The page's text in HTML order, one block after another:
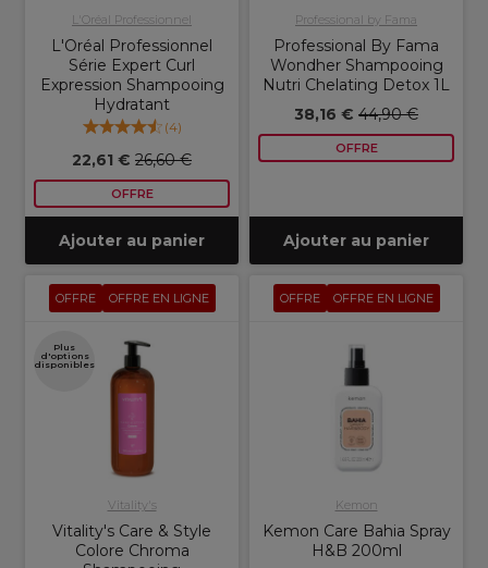
L'Oréal Professionnel
L'Oréal Professionnel
Série Expert Curl
Expression Shampooing
Hydratant
(4)
22,61 € 26,60 €
OFFRE
Ajouter au panier
Professional by Fama
Professional By Fama
Wondher Shampooing
Nutri Chelating Detox 1L
38,16 € 44,90 €
OFFRE
Ajouter au panier
OFFRE OFFRE EN LIGNE
Plus
d'options
disponibles
Vitality's
Vitality's Care & Style
Colore Chroma
OFFRE OFFRE EN LIGNE
Kemon
Kemon Care Bahia Spray
H&B 200ml